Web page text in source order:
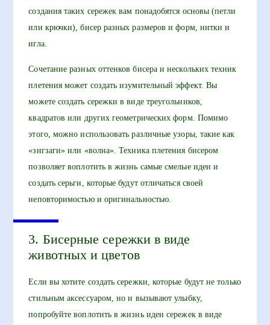
создания таких сережек вам понадобятся основы (петли
или крючки), бисер разных размеров и форм, нитки и
игла.
Сочетание разных оттенков бисера и нескольких техник
плетения может создать изумительный эффект. Вы
можете создать сережки в виде треугольников,
квадратов или других геометрических форм. Помимо
этого, можно использовать различные узоры, такие как
«зигзаги» или «волна». Техника плетения бисером
позволяет воплотить в жизнь самые смелые идеи и
создать серьги, которые будут отличаться своей
неповторимостью и оригинальностью.
3. Бисерные сережки в виде
животных и цветов
Если вы хотите создать сережки, которые будут не только
стильным аксессуаром, но и вызывают улыбку,
попробуйте воплотить в жизнь идеи сережек в виде